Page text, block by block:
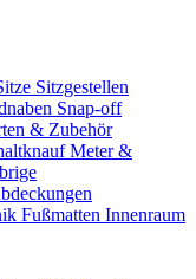
Sitzgestellen
Snap-off
& Zubehör
Meter &
Fußmatten Innenraum